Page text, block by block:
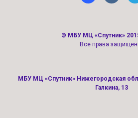
© МБУ МЦ «Спутник»
Все права
МБУ МЦ «Спутник» Нижегородская
Галкина, 13